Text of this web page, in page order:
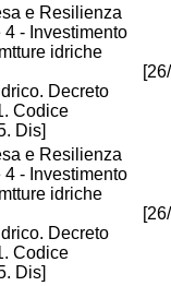
e Resilienza
- Investimento
idriche
Decreto
Codice
Dis]
e Resilienza
- Investimento
idriche
Decreto
Codice
Dis]